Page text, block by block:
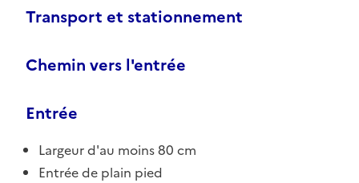
Transport et stationnement
Chemin vers l'entrée
Entrée
Largeur d'au moins 80 cm
Entrée de plain pied